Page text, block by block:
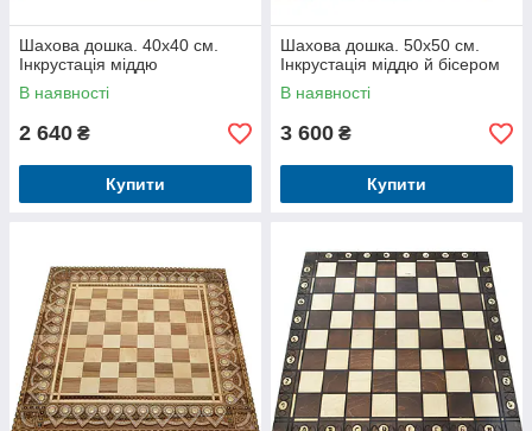
Шахова дошка. 40х40 см.
Інкрустація міддю
В наявності
2 640 ₴
Купити
Шахова дошка. 50х50 см.
Інкрустація міддю й бісером
В наявності
3 600 ₴
Купити